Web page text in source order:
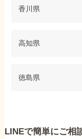
香川県
高知県
徳島県
LINEで簡単にご相